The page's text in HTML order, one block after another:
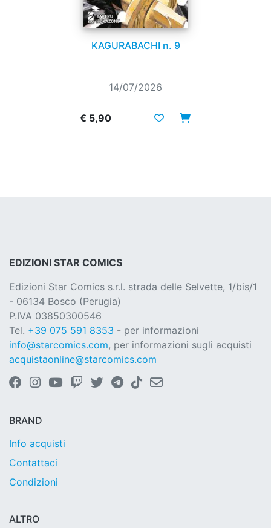
KAGURABACHI n. 9
14/07/2026
€ 5,90
EDIZIONI STAR COMICS
Edizioni Star Comics s.r.l. strada delle Selvette, 1/bis/1
- 06134 Bosco (Perugia)
P.IVA 03850300546
Tel. +39 075 591 8353 - per informazioni
info@starcomics.com, per informazioni sugli acquisti
acquistaonline@starcomics.com
BRAND
Info acquisti
Contattaci
Condizioni
ALTRO